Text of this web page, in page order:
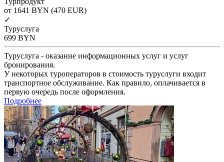
от 1641 BYN (470 EUR)
✓
Туруслуга
699 BYN
Туруслуга - оказание информационных услуг и услуг
бронирования.
У некоторых туроператоров в стоимость туруслуги входит
транспортное обслуживание. Как правило, оплачивается в
первую очередь после оформления.
Подробнее